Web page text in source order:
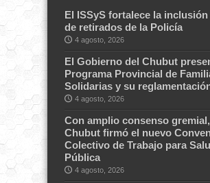
El ISSyS fortalece la
de retirados de la Policía
4 agosto, 2026
El Gobierno del Chubut
Programa Provincial de
Solidarias y su
4 agosto, 2026
Con amplio consenso gremial,
Chubut firmó el nuevo
Colectivo de Trabajo para
Pública
4 agosto, 2026